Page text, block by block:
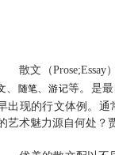
散文（Prose;Essay
、 随笔、游记等。是
出现的行文体例。通
艺术魅力源自何处？